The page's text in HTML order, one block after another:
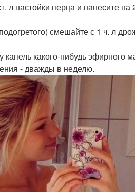
л настойки перца и нанесите
смешайте с 1 ч. л
какого-нибудь эфирного
- дважды в неделю.